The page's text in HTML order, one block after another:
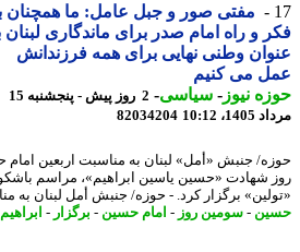
مفتی صور و جبل عامل: ما همچنان با
و راه امام صدر برای ماندگاری لبنان به
وطنی نهایی برای همه فرزندانش
می کنیم
نیوز-سیاسی-
2 روز پیش - پنجشنبه 15
10:12
82034204
جنبش «أمل» لبنان به مناسبت اربعین امام
شهادت «حسین یاسین ابراهیم»، مراسم
برگزار کرد. - حوزه/ جنبش أمل لبنان به
-سومین روز- امام حسین-برگزار - ابراهیم -